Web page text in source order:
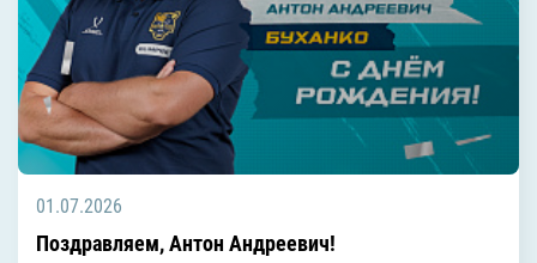
01.07.2026
Поздравляем, Антон Андреевич!